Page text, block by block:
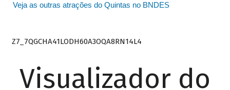
Veja as outras atrações do Quintas no BNDES
Z7_7QGCHA41LODH60A3OQA8RN14L4
Visualizador do